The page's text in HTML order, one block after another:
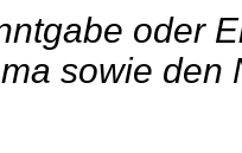
oder
sowie den